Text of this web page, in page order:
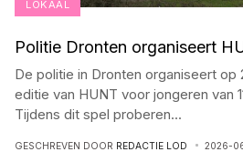
LOKAAL
Politie Dronten organiseert
De politie in Dronten organiseert
editie van HUNT voor jongeren van
Tijdens dit spel proberen...
GESCHREVEN DOOR REDACTIE LOD 2026-